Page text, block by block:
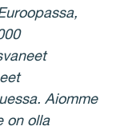
Aiomme
on olla